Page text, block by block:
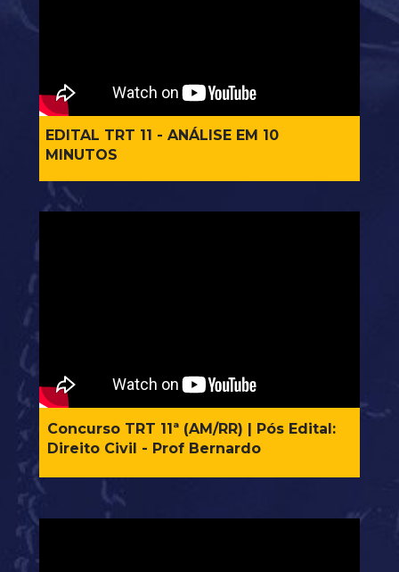
EDITAL TRT 11 - ANÁLISE EM 10
MINUTOS
Concurso TRT 11ª (AM/RR) | Pós Edital:
Direito Civil - Prof Bernardo